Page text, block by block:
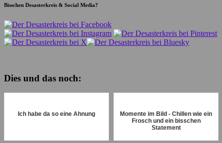
Bisschen Desasterkreis & Social Media?
Dies und das noch:
Ich habe da so eine Ahnung
Momente im Bild - Chillen wie ein
Frosch und ein bisschen
Statement